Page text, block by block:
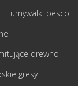
umywalki besco
drewno
gresy